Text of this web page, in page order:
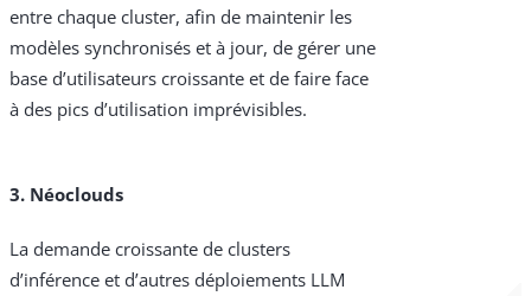
entre chaque cluster, afin de maintenir les
modèles synchronisés et à jour, de gérer une
base d’utilisateurs croissante et de faire face
à des pics d’utilisation imprévisibles.
3. Néoclouds
La demande croissante de clusters
d’inférence et d’autres déploiements LLM